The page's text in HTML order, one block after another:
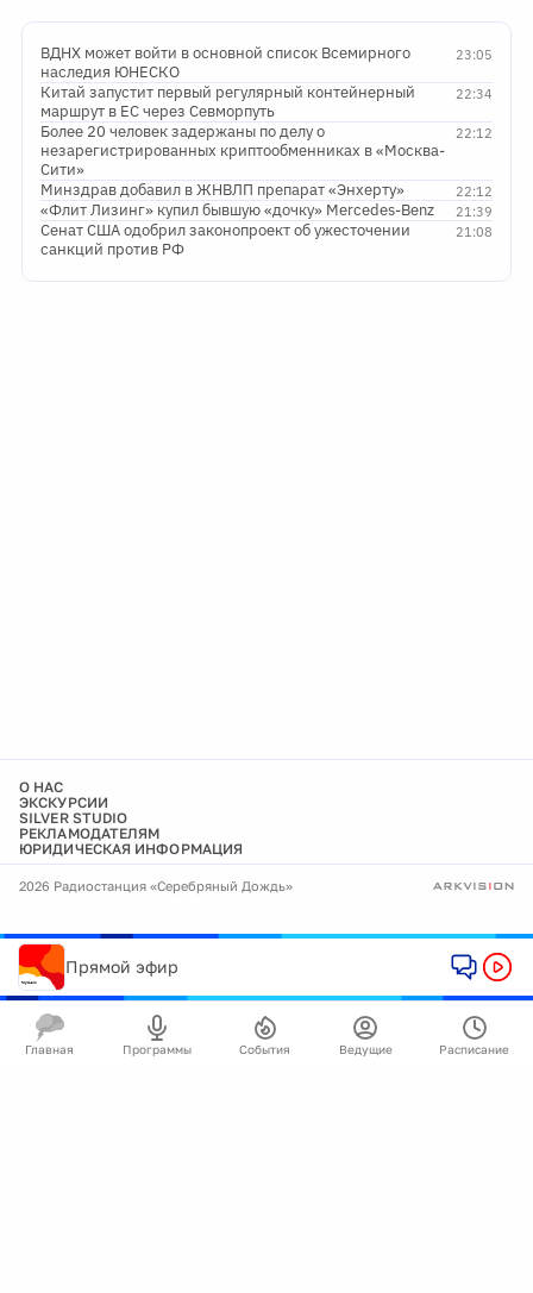
23:05
ВДНХ может войти в основной список Всемирного
наследия ЮНЕСКО
22:34
Китай запустит первый регулярный контейнерный
маршрут в ЕС через Севморпуть
22:12
Более 20 человек задержаны по делу о
незарегистрированных криптообменниках в «Москва-
Сити»
22:12
Минздрав добавил в ЖНВЛП препарат «Энхерту»
21:39
«Флит Лизинг» купил бывшую «дочку» Mercedes-Benz
21:08
Сенат США одобрил законопроект об ужесточении
санкций против РФ
О НАС
ЭКСКУРСИИ
SILVER STUDIO
РЕКЛАМОДАТЕЛЯМ
ЮРИДИЧЕСКАЯ ИНФОРМАЦИЯ
2026 Радиостанция «Серебряный Дождь»
Прямой эфир
Главная Программы События Ведущие Расписание